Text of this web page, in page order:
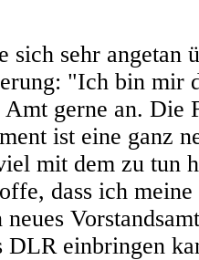
sich sehr angetan
"Ich bin mir
Amt gerne an. Die
ist eine ganz
mit dem zu tun
dass ich
DLR einbringen